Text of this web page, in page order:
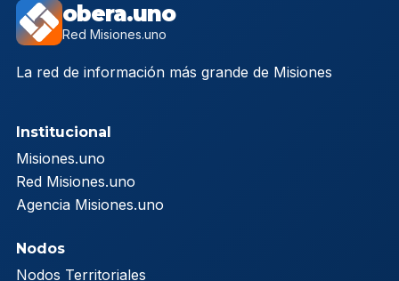
obera.uno
Red Misiones.uno
La red de información más grande de Misiones
Institucional
Misiones.uno
Red Misiones.uno
Agencia Misiones.uno
Nodos
Nodos Territoriales